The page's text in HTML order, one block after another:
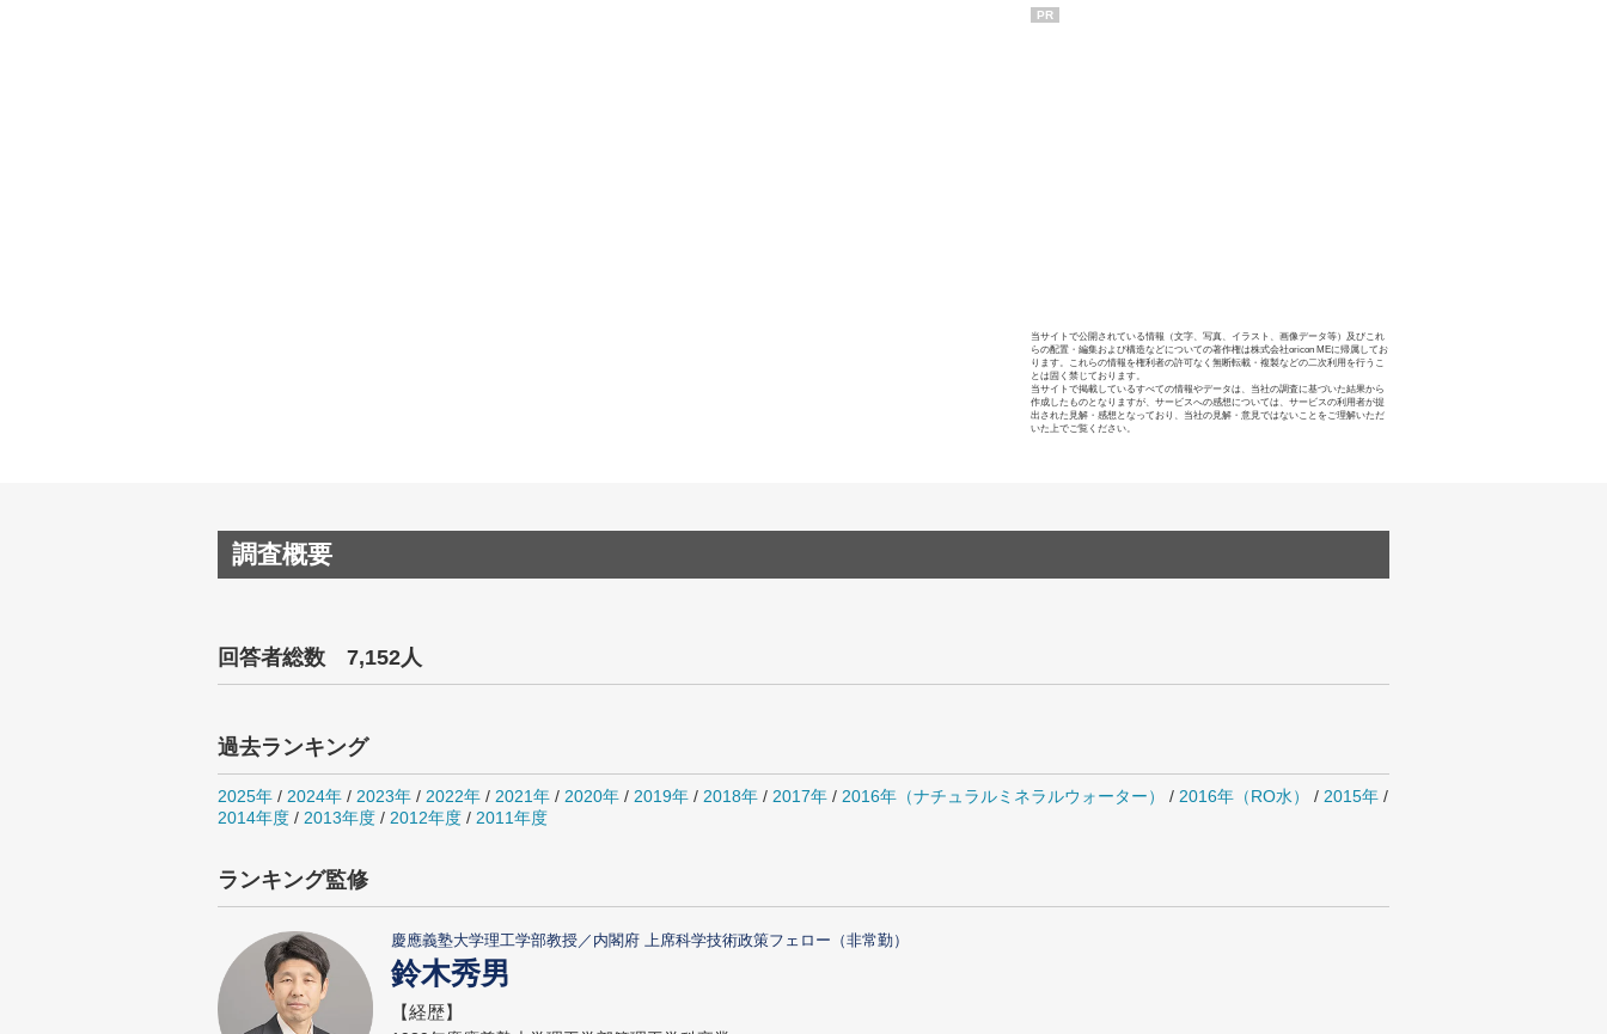
PR
当サイトで公開されている情報（文字、写真、イラスト、画像データ等）及びこれ
らの配置・編集および構造などについての著作権は株式会社oricon MEに帰属してお
ります。これらの情報を権利者の許可なく無断転載・複製などの二次利用を行うこ
とは固く禁じております。
当サイトで掲載しているすべての情報やデータは、当社の調査に基づいた結果から
作成したものとなりますが、サービスへの感想については、サービスの利用者が提
出された見解・感想となっており、当社の見解・意見ではないことをご理解いただ
いた上でご覧ください。
調査概要
回答者総数 7,152人
過去ランキング
2025年 / 2024年 / 2023年 / 2022年 / 2021年 / 2020年 / 2019年 / 2018年 / 2017年 / 2016年（ナチュラルミネラルウォーター） / 2016年（RO水） / 2015年 /
2014年度 / 2013年度 / 2012年度 / 2011年度
ランキング監修
慶應義塾大学理工学部教授／内閣府 上席科学技術政策フェロー（非常勤）
鈴木秀男
【経歴】